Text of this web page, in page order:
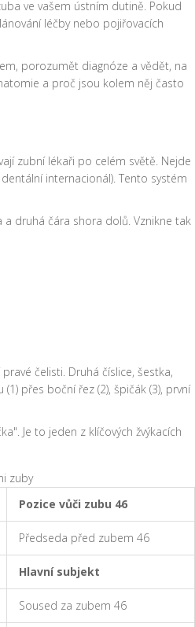
ve vašem ústním dutině. Pokud
léčby nebo pojiřovacích
porozumět diagnóze a vědět, na
a proč jsou kolem něj často
zubní lékaři po celém světě. Nejde
internacionál). Tento systém
druhá čára shora dolů. Vznikne tak
čelisti. Druhá číslice, šestka,
přes boční řez (2), špičák (3), první
Je to jeden z klíčových žvýkacích
zuby
Pozice vůči zubu 46
Předseda před zubem 46
Hlavní subjekt
Soused za zubem 46